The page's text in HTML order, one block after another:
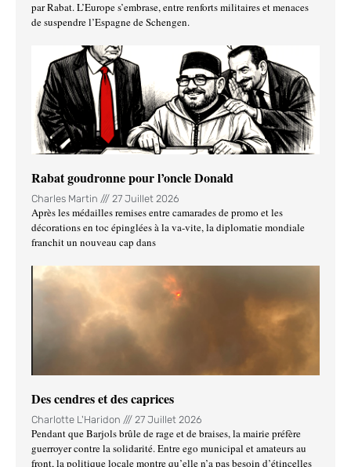
par Rabat. L’Europe s’embrase, entre renforts militaires et menaces
de suspendre l’Espagne de Schengen.
Rabat goudronne pour l’oncle Donald
Charles Martin 27 Juillet 2026
Après les médailles remises entre camarades de promo et les
décorations en toc épinglées à la va-vite, la diplomatie mondiale
franchit un nouveau cap dans
Des cendres et des caprices
Charlotte L'Haridon 27 Juillet 2026
Pendant que Barjols brûle de rage et de braises, la mairie préfère
guerroyer contre la solidarité. Entre ego municipal et amateurs au
front, la politique locale montre qu’elle n’a pas besoin d’étincelles